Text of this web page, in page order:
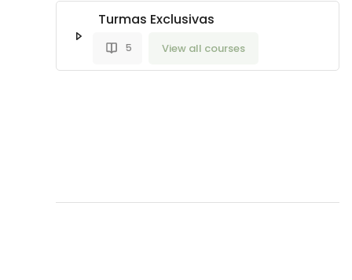
Turmas Exclusivas
5 View all courses